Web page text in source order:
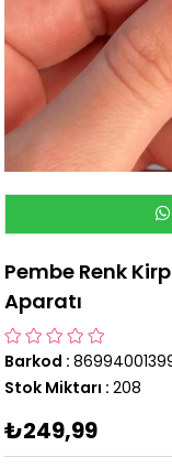
Pembe Renk
Aparatı
Barkod :
Stok Miktarı : 208
₺249,99